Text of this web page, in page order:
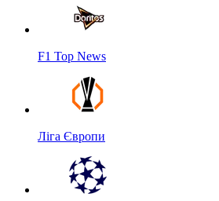
F1 Top News
Ліга Європи